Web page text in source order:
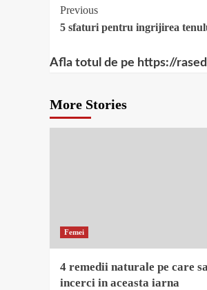
Continue
Reading
Previous
5 sfaturi pentru ingrijirea
Afla totul de pe https://
More Stories
Femei
4 remedii naturale pe care
incerci in aceasta iarna